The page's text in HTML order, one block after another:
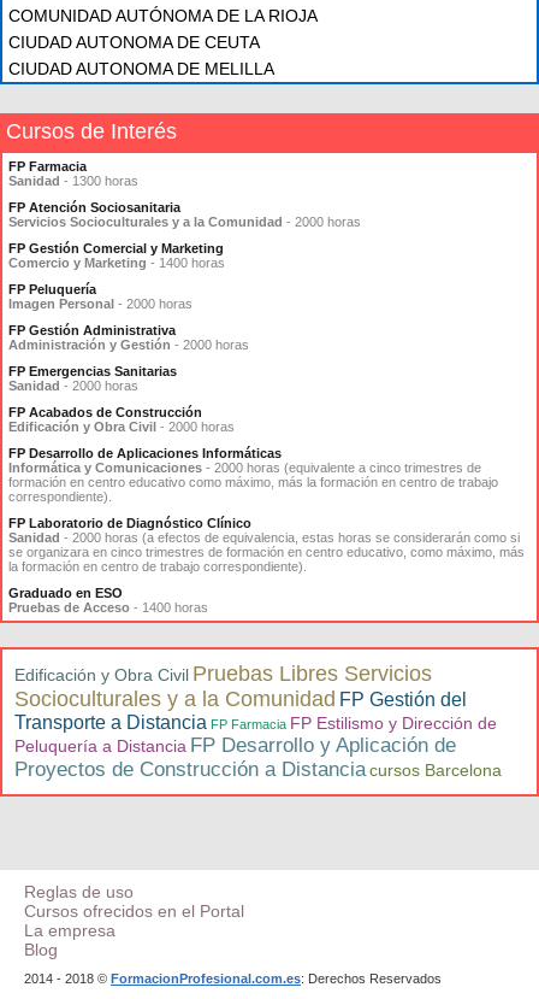
COMUNIDAD AUTÓNOMA DE LA RIOJA
CIUDAD AUTONOMA DE CEUTA
CIUDAD AUTONOMA DE MELILLA
Cursos de Interés
FP Farmacia
Sanidad - 1300 horas
FP Atención Sociosanitaria
Servicios Socioculturales y a la Comunidad - 2000 horas
FP Gestión Comercial y Marketing
Comercio y Marketing - 1400 horas
FP Peluquería
Imagen Personal - 2000 horas
FP Gestión Administrativa
Administración y Gestión - 2000 horas
FP Emergencias Sanitarias
Sanidad - 2000 horas
FP Acabados de Construcción
Edificación y Obra Civil - 2000 horas
FP Desarrollo de Aplicaciones Informáticas
Informática y Comunicaciones - 2000 horas (equivalente a cinco trimestres de
formación en centro educativo como máximo, más la formación en centro de trabajo
correspondiente).
FP Laboratorio de Diagnóstico Clínico
Sanidad - 2000 horas (a efectos de equivalencia, estas horas se considerarán como si
se organizara en cinco trimestres de formación en centro educativo, como máximo, más
la formación en centro de trabajo correspondiente).
Graduado en ESO
Pruebas de Acceso - 1400 horas
Edificación y Obra Civil Pruebas Libres Servicios
Socioculturales y a la Comunidad FP Gestión del
Transporte a Distancia FP Farmacia FP Estilismo y Dirección de
Peluquería a Distancia FP Desarrollo y Aplicación de
Proyectos de Construcción a Distanciacursos Barcelona
Reglas de uso
Cursos ofrecidos en el Portal
La empresa
Blog
2014 - 2018 © FormacionProfesional.com.es: Derechos Reservados